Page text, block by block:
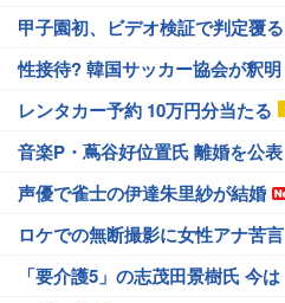
甲子園初、ビデオ検証で判定覆る
性接待? 韓国サッカー協会が釈明
レンタカー予約 10万円分当たる
音楽P・蔦谷好位置氏 離婚を公表
声優で雀士の伊達朱里紗が結婚
ロケでの無断撮影に女性アナ苦言
「要介護5」の志茂田景樹氏 今は